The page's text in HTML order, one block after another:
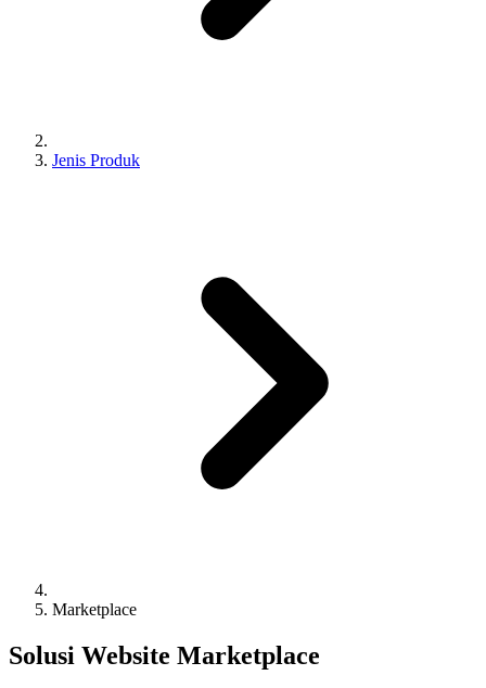
Jenis Produk
Marketplace
Solusi Website Marketplace